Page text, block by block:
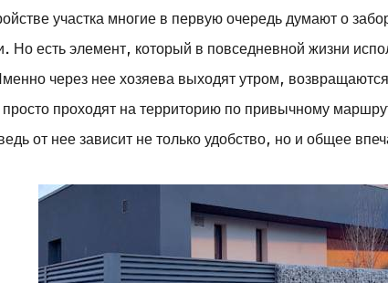
участка многие в первую очередь думают о
Но есть элемент, который в повседневной жизни
через нее хозяева выходят утром,
просто проходят на территорию по привычному
от нее зависит не только удобство, но и общее